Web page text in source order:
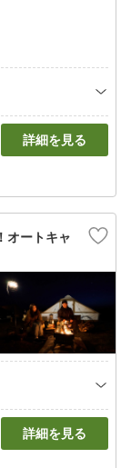
詳細を見る
オートキャ
詳細を見る